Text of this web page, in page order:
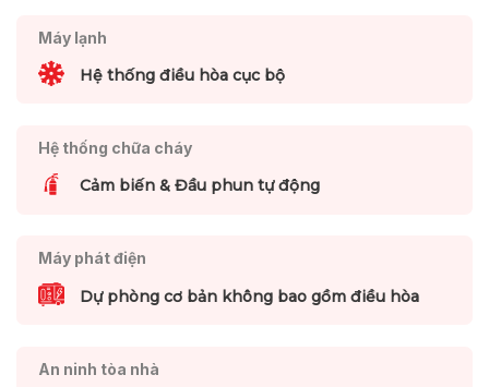
Máy lạnh
Hệ thống điều hòa cục bộ
Hệ thống chữa cháy
Cảm biến & Đầu phun tự động
Máy phát điện
Dự phòng cơ bản không bao gồm điều hòa
An ninh tòa nhà